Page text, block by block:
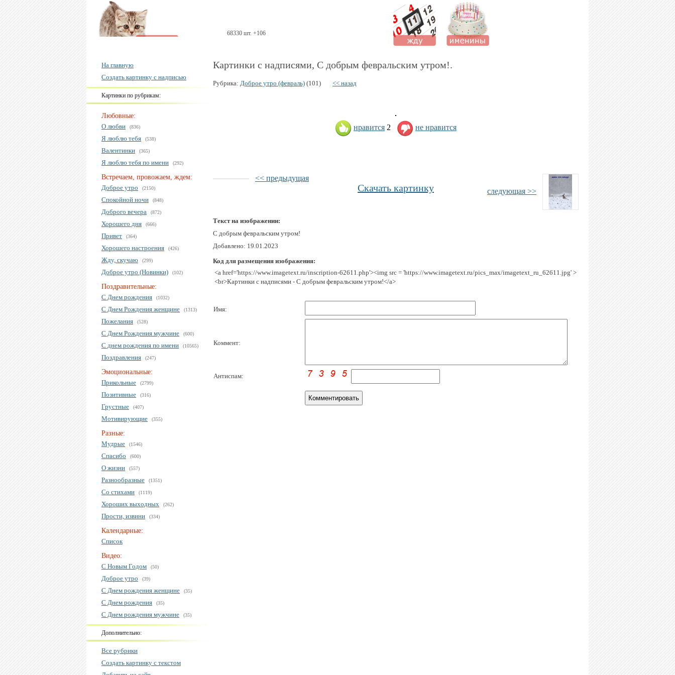
68330 шт. +106
На главную
Создать картинку с надписью
Картинки по рубрикам:
Любовные:
О любви
(836)
Я люблю тебя (538)
Валентинки (365)
Я люблю тебя по имени (292)
Встречаем, провожаем, ждем:
Доброе утро
(2150)
Спокойной ночи (848)
Доброго вечера (872)
Хорошего дня (666)
Привет (364)
Хорошего настроения (426)
Жду, скучаю (299)
Доброе утро (Новинки) (102)
Поздравительные:
С Днем рождения
(1032)
С Днем Рождения женщине (1313)
Пожелания (528)
С Днем Рождения мужчине (600)
С днем рождения по имени (10565)
Поздравления (247)
Эмоциональные:
Прикольные
(2799)
Позитивные (316)
Грустные (407)
Мотивирующие (355)
Разные:
Мудрые
(1546)
Спасибо (600)
О жизни (557)
Разнообразные (1351)
Со стихами (1119)
Хороших выходных (262)
Прости, извини (334)
Календарные:
Список
Видео:
С Новым Годом
(50)
Доброе утро (39)
С Днем рождения женщине (35)
С Днем рождения (35)
С Днем рождения мужчине (35)
Дополнительно:
Все рубрики
Создать картинку с текстом
Картинки с надписями, С добрым февральским утром!.
Рубрика: Доброе утро (февраль) (101) << назад
нравится 2 не нравится
<< предыдущая
следующая >>
Скачать картинку
Текст на изображении:
С добрым февральским утром!
Добавлено: 19.01.2023
Код для размещения изображения:
<a href='https://www.imagetext.ru/inscription-62611.php'><img src = 'https://www.imagetext.ru/pics_max/imagetext_ru_62611.jpg' >
<br>Картинки с надписями - С добрым февральским утром!</a>
Имя:
Коммент:
Антиспам: